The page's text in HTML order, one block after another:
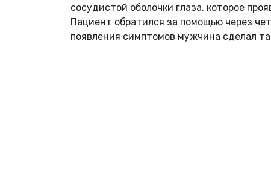
сосудистой оболочки глаза, которое
Пациент обратился за помощью через
появления симптомов мужчина сделал